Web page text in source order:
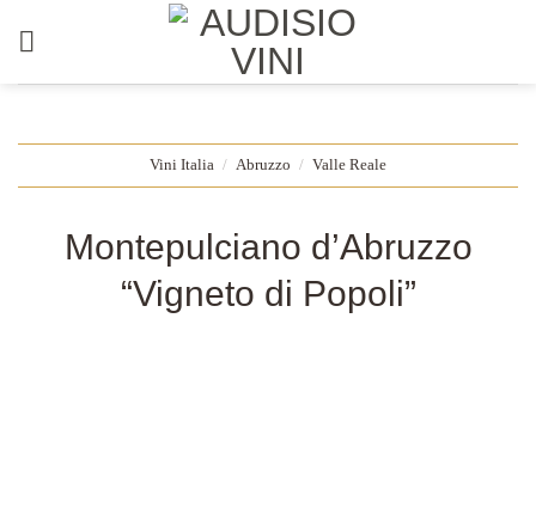
Vini Italia / Abruzzo / Valle Reale
Montepulciano d’Abruzzo
“Vigneto di Popoli”